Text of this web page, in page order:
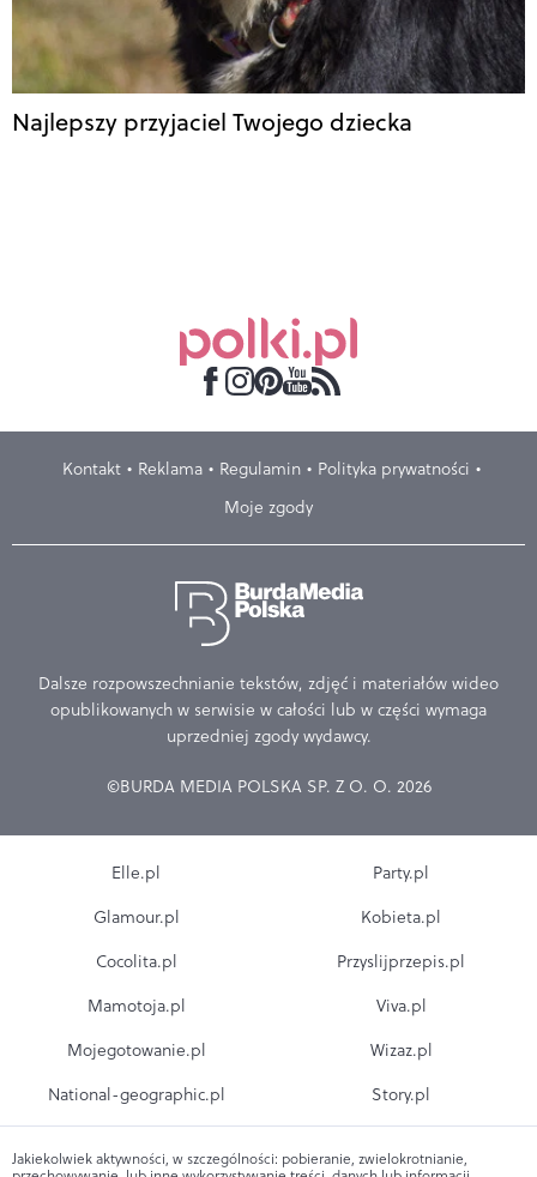
Najlepszy przyjaciel Twojego dziecka
Kontakt Reklama Regulamin
Polityka prywatności
Moje zgody
Dalsze rozpowszechnianie tekstów, zdjęć i materiałów wideo
opublikowanych w serwisie w całości lub w części wymaga
uprzedniej zgody wydawcy.
©BURDA MEDIA POLSKA SP. Z O. O. 2026
Elle.pl
Glamour.pl
Cocolita.pl
Mamotoja.pl
Mojegotowanie.pl
National-geographic.pl
Party.pl
Kobieta.pl
Przyslijprzepis.pl
Viva.pl
Wizaz.pl
Story.pl
Jakiekolwiek aktywności, w szczególności: pobieranie, zwielokrotnianie,